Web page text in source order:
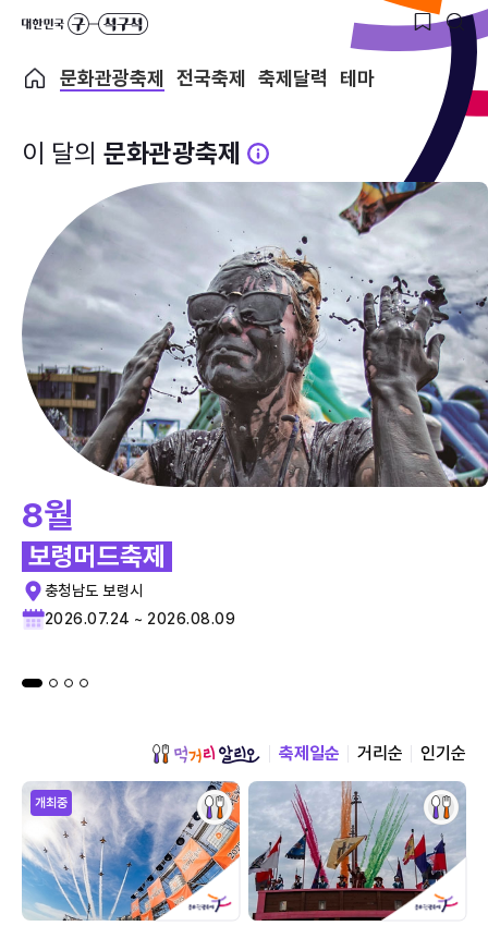
문화관광축제 전국축제 축제달력 테마
이 달의 문화관광축제
8월
보령머드축제
충청남도 보령시
2026.07.24 ~ 2026.08.09
축제일순 거리순 인기순
개최중